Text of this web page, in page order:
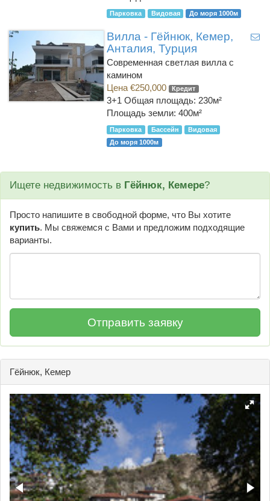
Парковка Видовая До моря 1000м
Вилла - Гёйнюк, Кемер,
Анталия, Турция
Современная светлая вилла с
камином
Цена €250,000
Кредит
3+1 Общая площадь: 230м²
Площадь земли: 400м²
Парковка Бассейн
Видовая
До моря 1000м
Ищете недвижимость в Гёйнюк, Кемере?
Просто напишите в свободной форме, что Вы хотите
купить. Мы свяжемся с Вами и предложим подходящие
варианты.
Гёйнюк, Кемер